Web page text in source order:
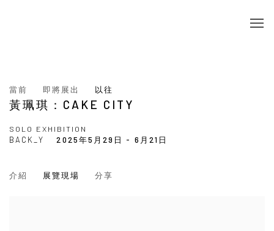
當前 即將展出 以往
黃珮琪：CAKE CITY
SOLO EXHIBITION
2025年5月29日 - 6月21日
BACK_Y
介紹 展覽現場 分享